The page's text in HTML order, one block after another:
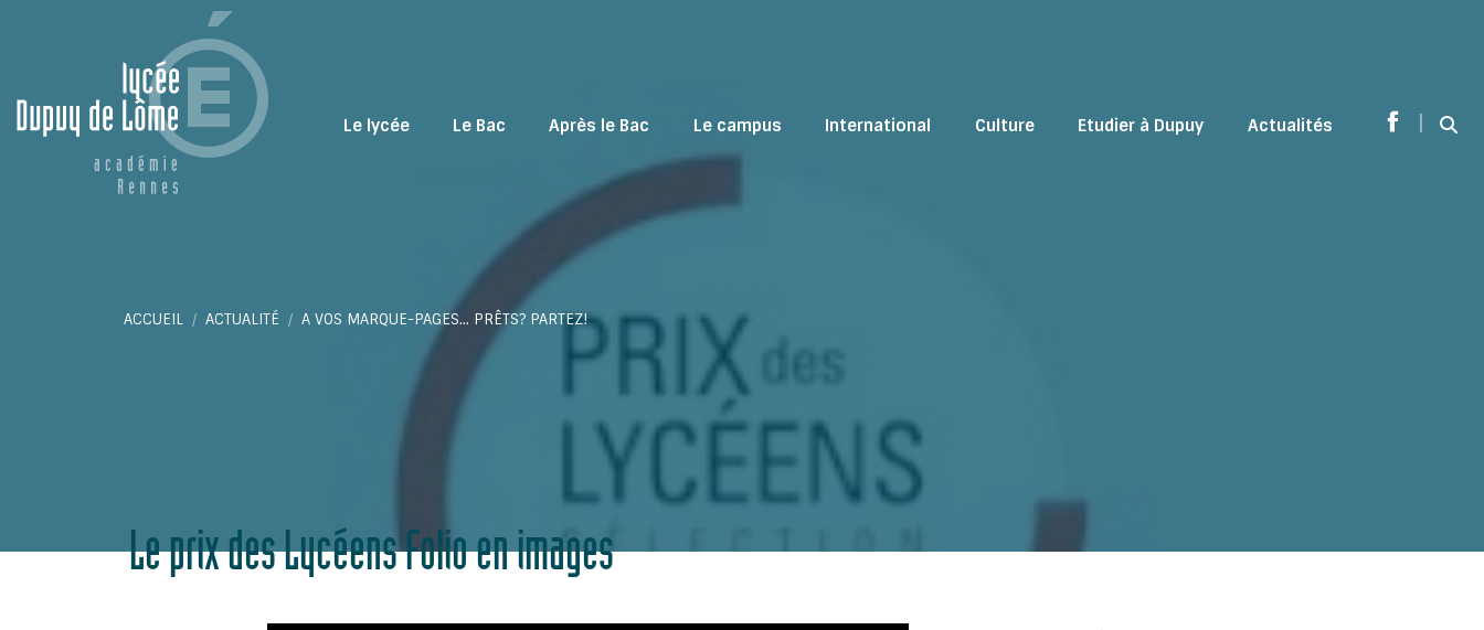
Le lycée Le Bac Après le Bac Le campus International Culture Etudier à Dupuy Actualités
Facebook
|
Vous êtes ici :
ACCUEIL ACTUALITÉ A VOS MARQUE-PAGES… PRÊTS? PARTEZ!
Le prix des Lycéens Folio en images